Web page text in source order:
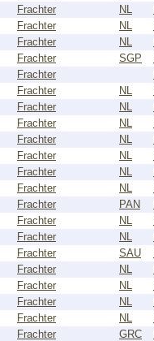
Frachter NL
Frachter NL
Frachter NL
Frachter SGP
Frachter
Frachter NL
Frachter NL
Frachter NL
Frachter NL
Frachter NL
Frachter NL
Frachter NL
Frachter PAN
Frachter NL
Frachter NL
Frachter SAU
Frachter NL
Frachter NL
Frachter NL
Frachter NL
Frachter GRC